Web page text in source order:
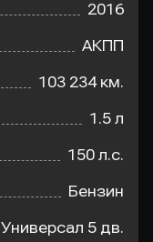
2016
АКПП
103 234 км.
1.5 л
150 л.с.
Бензин
Универсал 5 дв.